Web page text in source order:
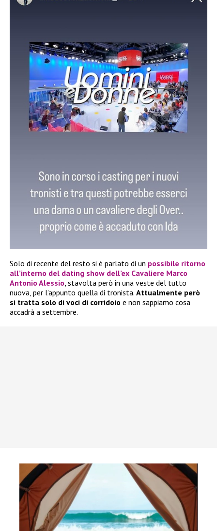
Solo di recente del resto si è parlato di un possibile ritorno
all’interno del dating show dell’ex Cavaliere Marco
Antonio Alessio, stavolta però in una veste del tutto
nuova, per l’appunto quella di tronista. Attualmente però
si tratta solo di voci di corridoio e non sappiamo cosa
accadrà a settembre.